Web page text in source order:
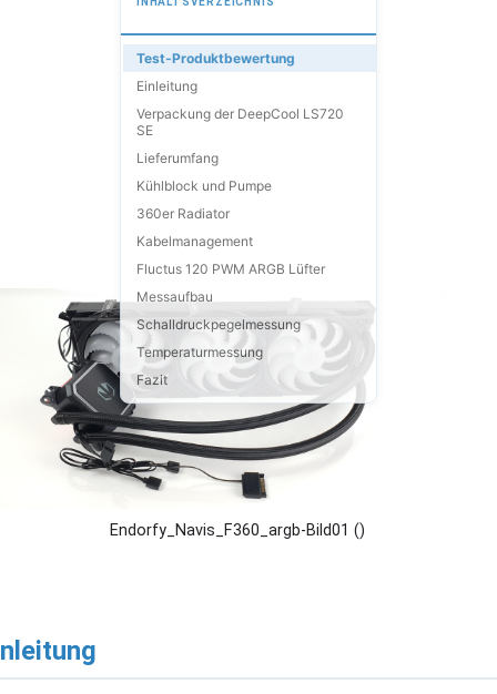
Test-Produktbewertung
Einleitung
Verpackung der DeepCool LS720
SE
Lieferumfang
Kühlblock und Pumpe
360er Radiator
Kabelmanagement
Fluctus 120 PWM ARGB Lüfter
Messaufbau
Schalldruckpegelmessung
Temperaturmessung
Fazit
Endorfy_Navis_F360_argb-Bild01 ()